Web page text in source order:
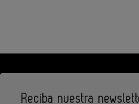
Reciba nuestra